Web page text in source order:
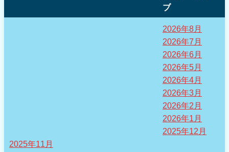
ブ
2026年8月
2026年7月
2026年6月
2026年5月
2026年4月
2026年3月
2026年2月
2026年1月
2025年12月
2025年11月